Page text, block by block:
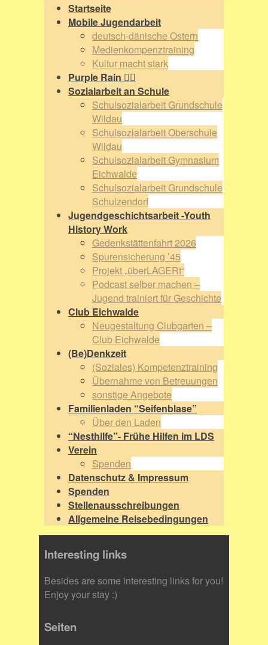
Startseite
Mobile Jugendarbeit
deutsch-dänische Ostern
Medienkompenztraining
Kultur macht stark
Purple Rain 🏳️‍🌈
Sozialarbeit an Schule
Schulsozialarbeit Grundschule
Wildau
Schulsozialarbeit Oberschule
Wildau
Schulsozialarbeit Gymnasium
Eichwalde
Schulsozialarbeit Grundschule
Schulzendorf
Jugendgeschichtsarbeit -Youth
History Work
Gedenkstättenfahrt 2026
Spurensicherung ’45
Projekt „überLAGERt“
Podcast selber machen –
Jugend trainiert für Geschichte
Club Eichwalde
Neugestaltung Clubgarten –
Club Eichwalde
(Be)Denkzeit
(Soziales) Kompetenztraining
Übernahme von Betreuungen
sonstige Angebote
Familienladen “Seifenblase”
Über den Laden
“Nesthilfe”- Frühe Hilfen im LDS
Verein
Spenden
Datenschutz & Impressum
Spenden
Stellenausschreibungen
Allgemeine Reisebedingungen
Interesting links
Besides are some interesting links for you!
Enjoy your stay :)
Seiten